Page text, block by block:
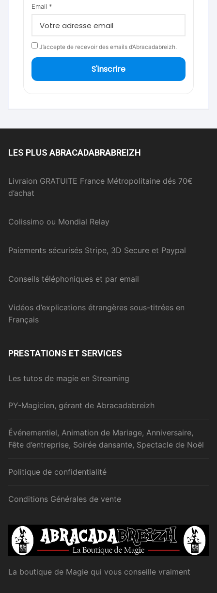
Email *
J’accepte de recevoir des emails d’Abracadabreizh.
S'inscrire
LES PLUS ABRACADABRABREIZH
Livraion GRATUITE France Métropolitaine dés 70€
d’achat
Colissimo ou Mondial Relay
Paiements sécurisés Stripe, 3D Secure et Paypal
Conseils téléphoniques et par email
Vidéos d’explications étrangères sous-titrées en
Français
PRESTATIONS ET SERVICES
Les tutos de magie en Streaming
PY-Magicien, gérant de Abracadabreizh
Événementiel, Animation de Mariage, Anniversaire,
Fête d’entreprise, Soirée dansante, Spectacle de Noël
Politique de confidentialité
Conditions Générales de vente
La boutique de Magie qui vous conseille vraiment